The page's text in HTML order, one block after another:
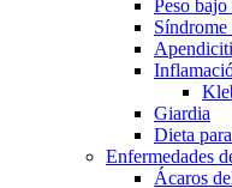
Peso
Síndrome
Giardia
Dieta
Enfermedades
Ácaros